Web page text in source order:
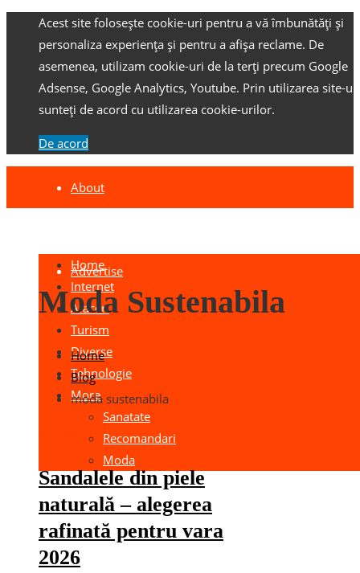
Acest site folosește cookie-uri pentru a vă îmbunătăți și
personaliza experiența și pentru a afișa reclame. De
asemenea, utilizam cookie-uri de la terți precum Google
Adsense, Google Analytics, Youtube. Prin utilizarea site-
sunteți de acord cu utilizarea cookie-urilor.
De acord
About
Advertise
Home
Internet
Afaceri
Turism
Diverse
Tehnologie
More
Sanatate
Recomandari
Moda
Moda Sustenabila
Home
Blog
moda sustenabila
Sandalele din piele
naturală – alegerea
rafinată pentru vara
2026